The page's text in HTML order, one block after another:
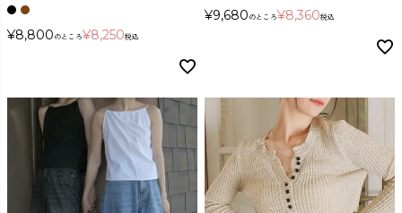
¥8,800 のところ¥8,250税込
¥9,680 のところ¥8,360税込